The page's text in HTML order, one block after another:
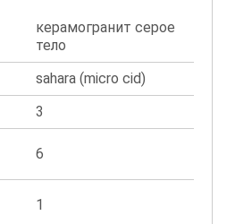
керамогранит серое
тело
sahara (micro cid)
3
6
1